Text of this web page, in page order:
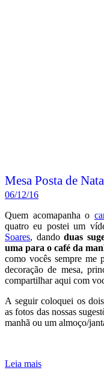
Mesa Posta de
06/12/16
Quem acomapanha o
quatro eu postei um
Soares , dandoduas
uma para o café da
compartilhar aqui com